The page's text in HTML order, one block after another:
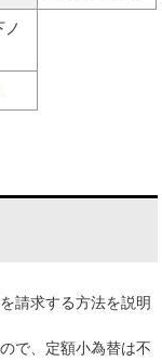
請求する方法を説明
で、定額小為替は不